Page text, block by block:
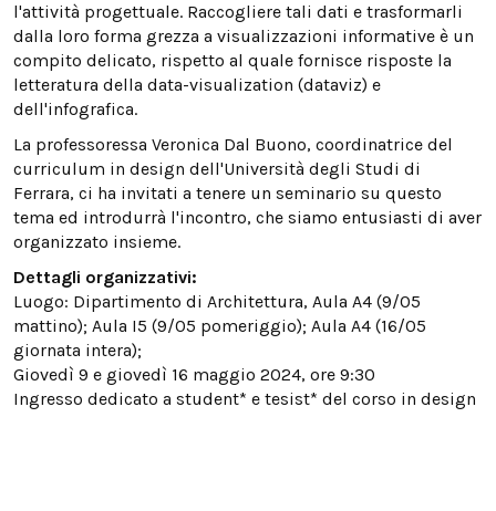
l'attività progettuale. Raccogliere tali dati e trasformarli
dalla loro forma grezza a visualizzazioni informative è un
compito delicato, rispetto al quale fornisce risposte la
letteratura della data-visualization (dataviz) e
dell'infografica.
La professoressa Veronica Dal Buono, coordinatrice del
curriculum in design dell'Università degli Studi di
Ferrara, ci ha invitati a tenere un seminario su questo
tema ed introdurrà l'incontro, che siamo entusiasti di aver
organizzato insieme.
Dettagli organizzativi:
Luogo: Dipartimento di Architettura, Aula A4 (9/05
mattino); Aula I5 (9/05 pomeriggio); Aula A4 (16/05
giornata intera);
Giovedì 9 e giovedì 16 maggio 2024, ore 9:30
Ingresso dedicato a student* e tesist* del corso in design